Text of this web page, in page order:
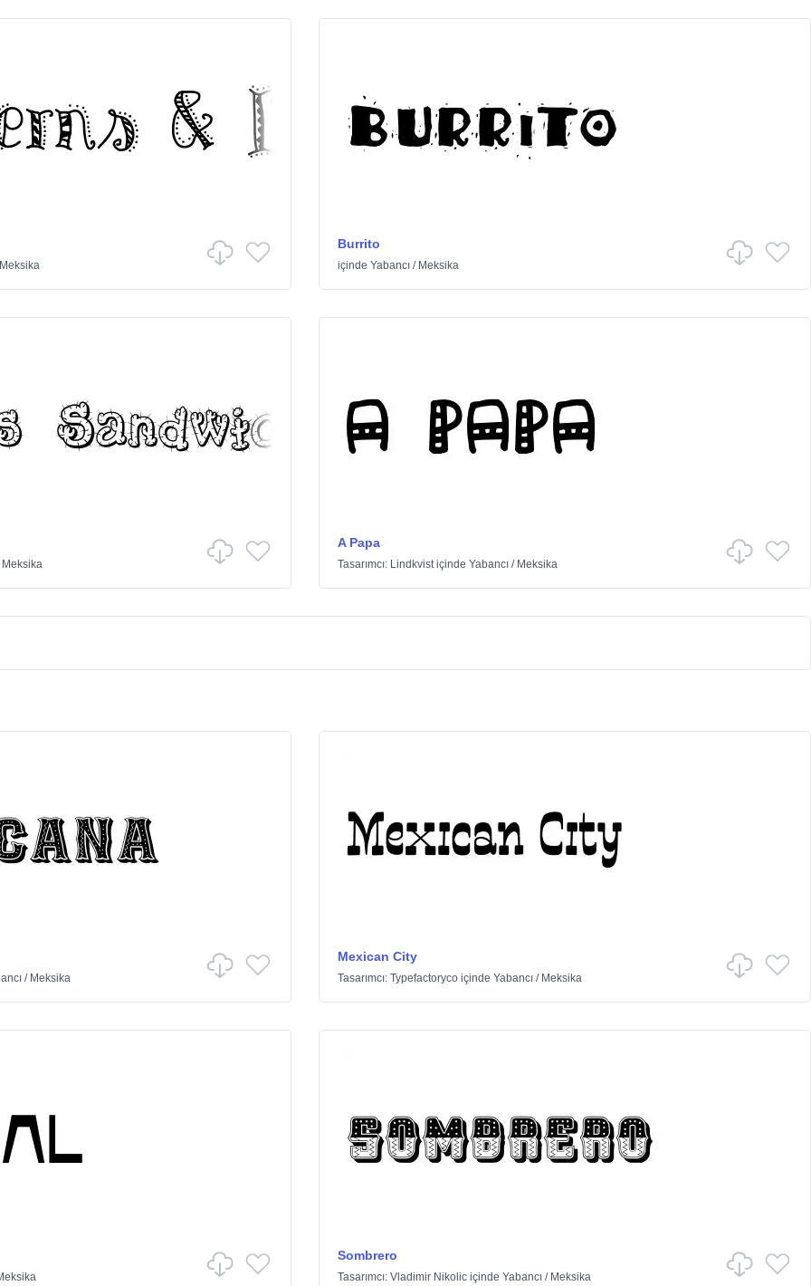
Meksika
Burrito
içinde Yabancı/ Meksika
Meksika
A Papa
Tasarımcı: Lindkvistiçinde Yabancı/ Meksika
/ Meksika
Mexican City
Tasarımcı: Typefactorycoiçinde Yabancı/ Meksika
Sombrero
Tasarımcı: Vladimir Nikoliciçinde Yabancı/ Meksika